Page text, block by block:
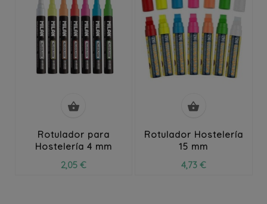

Rotulador para
Hostelería 4 mm
2,05 €

Rotulador Hostelería
15 mm
4,73 €